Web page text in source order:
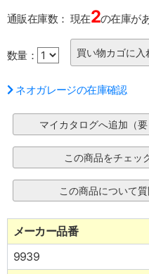
通販在庫数： 現在2の在庫が
数量：
ネオガレージの在庫確認
メーカー品番
9939